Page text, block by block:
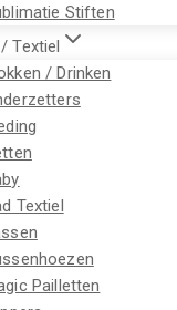
Stiften
Textiel
/ Drinken
Textiel
Pailletten